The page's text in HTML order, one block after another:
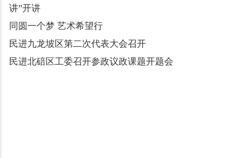
讲”开讲
同圆一个梦 艺术希望行
民进九龙坡区第二次代表大会召开
民进北碚区工委召开参政议政课题开题会